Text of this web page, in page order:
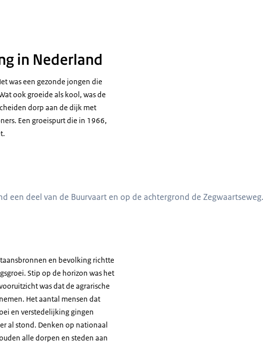
in Nederland
was een gezonde jongen die
ook groeide als kool, was de
dorp aan de dijk met
Een groeispurt die in 1966,
een deel van de Buurvaart en op de achtergrond de
en bevolking richtte
Stip op de horizon was het
was dat de agrarische
Het aantal mensen dat
en verstedelijking gingen
al stond. Denken op nationaal
alle dorpen en steden aan